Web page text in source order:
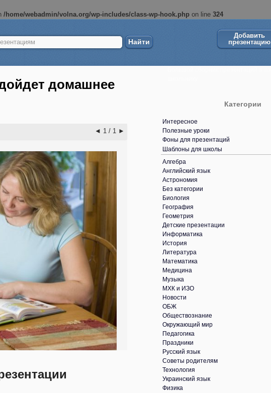
/home/webadmin/volna.org/wp-includes/class-wp-hook.php on line 324
Добавить
презентацию
домашнее
◄ 1 / 1 ►
Категории
Интересное
Полезные уроки
Фоны для презентаций
Шаблоны для школы
Алгебра
Английский язык
Астрономия
Без категории
Биология
География
Геометрия
Детские презентации
Информатика
История
Литература
Математика
Медицина
Музыка
МХК и ИЗО
Новости
ОБЖ
Обществознание
Окружающий мир
Педагогика
Праздники
Русский язык
Советы родителям
Технология
Украинский язык
Физика